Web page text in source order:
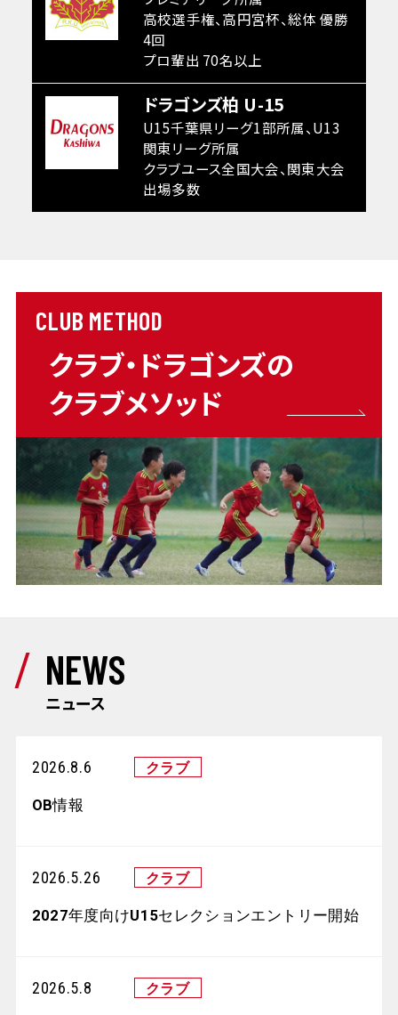
高校選手権、高円宮杯、総体 優勝
4回
プロ輩出 70名以上
ドラゴンズ柏 U-15
U15千葉県リーグ1部所属、U13
関東リーグ所属
クラブユース全国大会、関東大会
出場多数
CLUB METHOD
クラブ・ドラゴンズの
クラブメソッド
NEWS
ニュース
2026.8.6
OB情報
2026.5.26
2027年度向けU15セレクションエントリー開始
2026.5.8